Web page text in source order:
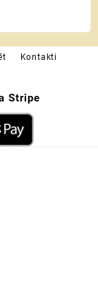
Kontakti
Stripe